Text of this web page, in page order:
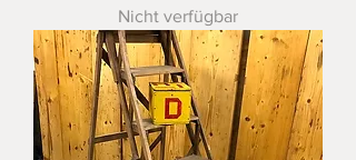
Nicht verfügbar